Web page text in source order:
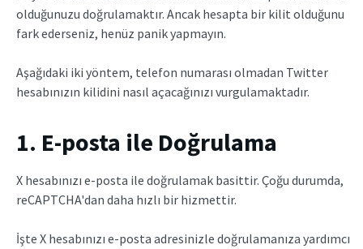
olduğunuzu doğrulamaktır. Ancak hesapta bir kilit olduğunu
fark ederseniz, henüz panik yapmayın.
Aşağıdaki iki yöntem, telefon numarası olmadan Twitter
hesabınızın kilidini nasıl açacağınızı vurgulamaktadır.
1. E-posta ile Doğrulama
X hesabınızı e-posta ile doğrulamak basittir. Çoğu durumda,
reCAPTCHA'dan daha hızlı bir hizmettir.
İşte X hesabınızı e-posta adresinizle doğrulamanıza yardımcı